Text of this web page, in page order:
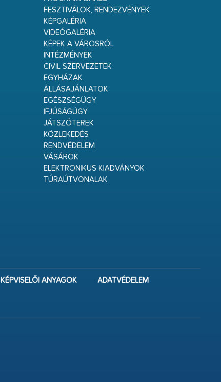
FESZTIVÁLOK, RENDEZVÉNYEK
KÉPGALÉRIA
VIDEÓGALÉRIA
KÉPEK A VÁROSRÓL
INTÉZMÉNYEK
CIVIL SZERVEZETEK
EGYHÁZAK
ÁLLÁSAJÁNLATOK
EGÉSZSÉGÜGY
IFJÚSÁGÜGY
JÁTSZÓTEREK
KÖZLEKEDÉS
RENDVÉDELEM
VÁSÁROK
ELEKTRONIKUS KIADVÁNYOK
TÚRAÚTVONALAK
KÉPVISELŐI ANYAGOK ADATVÉDELEM